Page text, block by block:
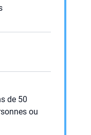
de 50
ou